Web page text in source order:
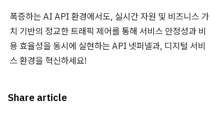
폭증하는 AI API 환경에서도, 실시간 자원 및 비즈니스 가
치 기반의 정교한 트래픽 제어를 통해 서비스 안정성과 비
용 효율성을 동시에 실현하는 API 넷퍼넬과, 디지털 서비
스 환경을 혁신하세요!
Share article